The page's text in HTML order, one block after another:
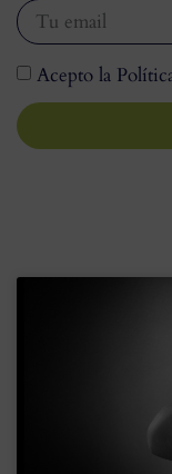
Acepto la